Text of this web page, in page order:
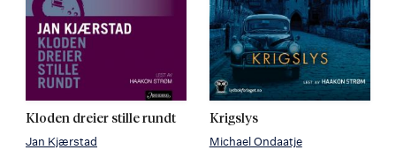
Kloden dreier stille rundt
Jan Kjærstad
Krigslys
Michael Ondaatje